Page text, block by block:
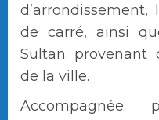
de carré, ainsi
Sultan provenant
de la ville.
Accompagnée